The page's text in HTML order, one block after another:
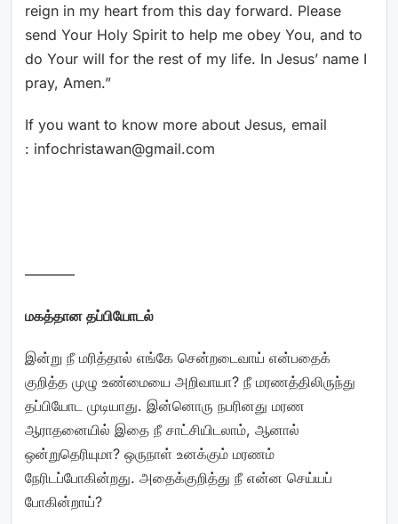
reign in my heart from this day forward. Please
send Your Holy Spirit to help me obey You, and to
do Your will for the rest of my life. In Jesus’ name I
pray, Amen.”
If you want to know more about Jesus, email
: infochristawan@gmail.com
———–
மகத்தான தப்பியோடல்
இன்று நீ மரித்தால் எங்கே சென்றடைவாய் என்பதைக்
குறித்த முழு உண்மையை அறிவாயா? நீ மரணத்திலிருந்து
தப்பியோட முடியாது. இன்னொரு நபரினது மரண
ஆராதனையில் இதை நீ சாட்சியிடலாம், ஆனால்
ஒன்றுதெரியுமா? ஒருநாள் உனக்கும் மரணம்
நேரிடப்போகின்றது. அதைக்குறித்து நீ என்ன செய்யப்
போகின்றாய்?